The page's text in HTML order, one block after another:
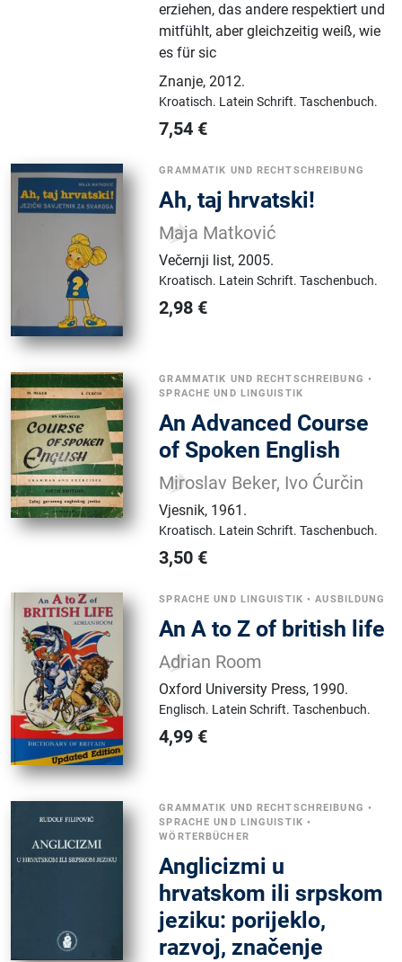
erziehen, das andere respektiert und
mitfühlt, aber gleichzeitig weiß, wie
es für sic
Znanje,2012.
Kroatisch. Latein Schrift.Taschenbuch.
7,54 €
GRAMMATIK UND RECHTSCHREIBUNG
Ah, taj hrvatski!
Maja Matković
Večernji list,2005.
Kroatisch. Latein Schrift.Taschenbuch.
2,98 €
GRAMMATIK UND RECHTSCHREIBUNG •
SPRACHE UND LINGUISTIK
An Advanced Course
of Spoken English
Miroslav Beker, Ivo Ćurčin
Vjesnik, 1961.
Kroatisch. Latein Schrift.Taschenbuch.
3,50 €
SPRACHE UND LINGUISTIK •AUSBILDUNG
An A to Z of british life
Adrian Room
Oxford University Press, 1990.
Englisch. Latein Schrift.Taschenbuch.
4,99 €
GRAMMATIK UND RECHTSCHREIBUNG •
SPRACHE UND LINGUISTIK •
WÖRTERBÜCHER
Anglicizmi u
hrvatskom ili srpskom
jeziku: porijeklo,
razvoj, značenje